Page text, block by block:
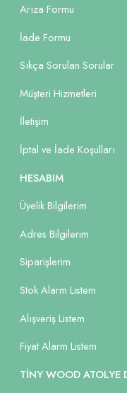
Arıza Formu
İade Formu
Sıkça Sorulan Sorular
Müşteri Hizmetleri
İletişim
İptal ve İade Koşulları
HESABIM
Üyelik Bilgilerim
Adres Bilgilerim
Siparişlerim
Stok Alarm Listem
Alışveriş Listem
Fiyat Alarm Listem
TİNY WOOD ATOLYE